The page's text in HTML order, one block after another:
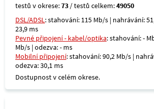
testů v okrese:73 / testů celkem:49050
DSL/ADSL: stahování: 115 Mb/s | nahrávání:
23,9 ms
Pevné připojení - kabel/optika: stahování: -
Mb/s | odezva: - ms
Mobilní připojení: stahování: 90,2 Mb/s |
odezva: 30,1 ms
Dostupnost v celém okrese.